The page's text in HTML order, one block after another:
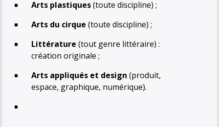
Arts plastiques(toute discipline) ;
Arts du cirque (toute discipline) ;
Littérature(tout genre littéraire) :
création originale ;
Arts appliqués et design(produit,
espace, graphique, numérique).